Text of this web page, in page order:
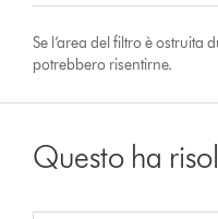
Se l’area del filtro è ostruita
potrebbero risentirne.
Questo ha